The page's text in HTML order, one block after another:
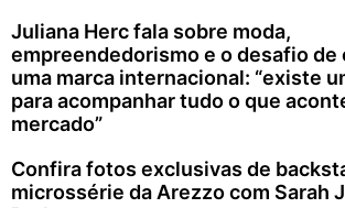
Juliana Herc fala sobre moda,
empreendedorismo e o desafio
uma marca internacional: “existe
para acompanhar tudo o que
mercado”
Confira fotos exclusivas de
microssérie da Arezzo com Sarah